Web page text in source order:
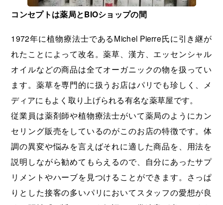
コンセプトは薬局とBIOショップの間
1972年に植物療法士であるMichel Pierre氏に引き継が
れたことによって改名。薬草、漢方、エッセンシャル
オイルなどの商品は全てオーガニックの物を扱ってい
ます。薬草を専門的に扱うお店はパリでも珍しく、メ
ディアにもよく取り上げられる有名な薬草屋です。
従業員は薬剤師や植物療法士がいて薬局のようにカン
セリング販売をしているのがこのお店の特徴です。体
調の異変や悩みを言えばそれに適した商品を、用法を
説明しながら勧めてもらえるので、自分にあったサプ
リメントやハーブを見つけることができます。さっぱ
りとした接客の多いパリにおいてスタッフの愛想が良